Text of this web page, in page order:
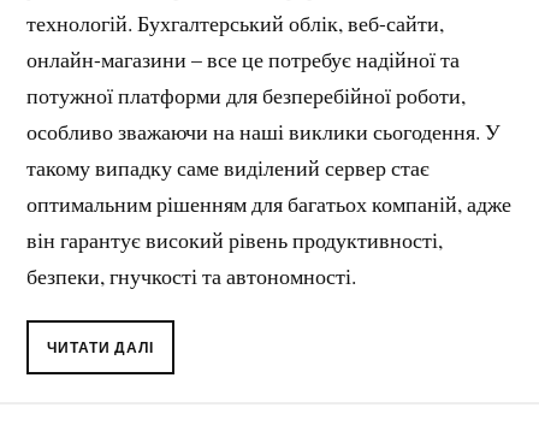
технологій. Бухгалтерський облік, веб-сайти,
онлайн-магазини – все це потребує надійної та
потужної платформи для безперебійної роботи,
особливо зважаючи на наші виклики сьогодення. У
такому випадку саме виділений сервер стає
оптимальним рішенням для багатьох компаній, адже
він гарантує високий рівень продуктивності,
безпеки, гнучкості та автономності.
ЧИТАТИ ДАЛІ